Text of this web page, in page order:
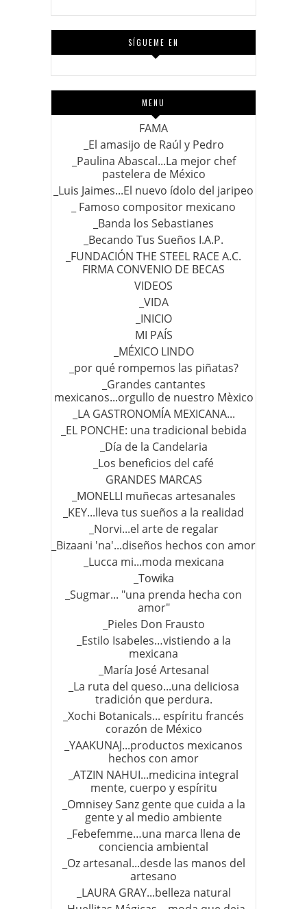
SÍGUEME EN
MENU
FAMA
_El amasijo de Raúl y Pedro
_Paulina Abascal...La mejor chef
pastelera de México
_Luis Jaimes...El nuevo ídolo del jaripeo
_ Famoso compositor mexicano
_Banda los Sebastianes
_Becando Tus Sueños I.A.P.
_FUNDACIÓN THE STEEL RACE A.C.
FIRMA CONVENIO DE BECAS
VIDEOS
_VIDA
_INICIO
MI PAÍS
_MÉXICO LINDO
_por qué rompemos las piñatas?
_Grandes cantantes
mexicanos...orgullo de nuestro Mèxico
_LA GASTRONOMÍA MEXICANA...
_EL PONCHE: una tradicional bebida
_Día de la Candelaria
_Los beneficios del café
GRANDES MARCAS
_MONELLI muñecas artesanales
_KEY...lleva tus sueños a la realidad
_Norvi...el arte de regalar
_Bizaani 'na'...diseños hechos con amor
_Lucca mi...moda mexicana
_Towika
_Sugmar... "una prenda hecha con
amor"
_Pieles Don Frausto
_Estilo Isabeles…vistiendo a la
mexicana
_María José Artesanal
_La ruta del queso...una deliciosa
tradición que perdura.
_Xochi Botanicals... espíritu francés
corazón de México
_YAAKUNAJ...productos mexicanos
hechos con amor
_ATZIN NAHUI...medicina integral
mente, cuerpo y espíritu
_Omnisey Sanz gente que cuida a la
gente y al medio ambiente
_Febefemme…una marca llena de
conciencia ambiental
_Oz artesanal...desde las manos del
artesano
_LAURA GRAY...belleza natural